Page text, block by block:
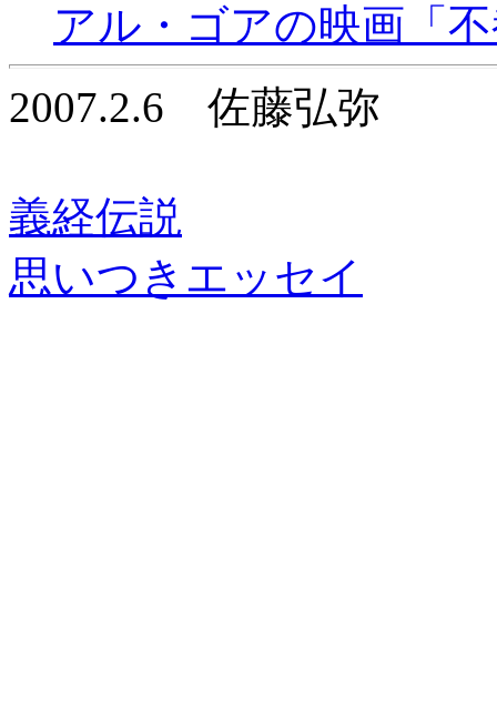
アル・ゴアの映画「
2007.2.6 佐藤弘弥
義経伝説
思いつきエッセイ